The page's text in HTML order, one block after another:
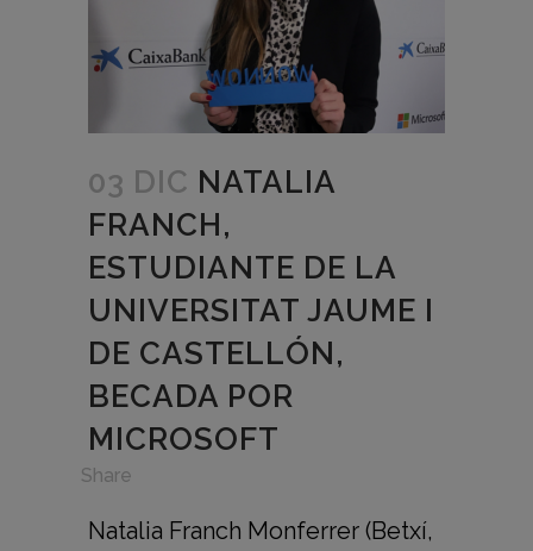
03 DIC NATALIA
FRANCH,
ESTUDIANTE DE LA
UNIVERSITAT JAUME I
DE CASTELLÓN,
BECADA POR
MICROSOFT
Share
Natalia Franch Monferrer (Betxí,